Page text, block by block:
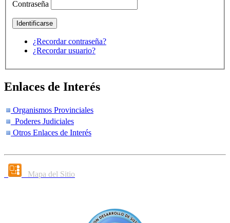
Contraseña
¿Recordar contraseña?
¿Recordar usuario?
Enlaces de Interés
Organismos Provinciales
Poderes Judiciales
Otros Enlaces de Interés
Mapa del Sitio